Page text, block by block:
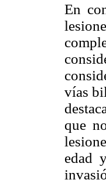
En
vías
que
edad